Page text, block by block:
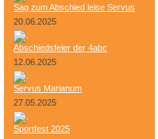
Sag zum Abschied leise Servus
20.06.2025
Abschiedsfeier der 4abc
12.06.2025
Servus Marianum
27.05.2025
Sportfest 2025